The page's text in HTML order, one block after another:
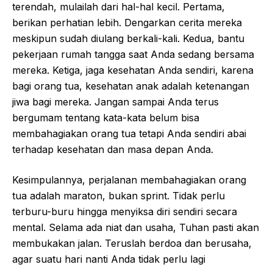
terendah, mulailah dari hal-hal kecil. Pertama,
berikan perhatian lebih. Dengarkan cerita mereka
meskipun sudah diulang berkali-kali. Kedua, bantu
pekerjaan rumah tangga saat Anda sedang bersama
mereka. Ketiga, jaga kesehatan Anda sendiri, karena
bagi orang tua, kesehatan anak adalah ketenangan
jiwa bagi mereka. Jangan sampai Anda terus
bergumam tentang kata-kata belum bisa
membahagiakan orang tua tetapi Anda sendiri abai
terhadap kesehatan dan masa depan Anda.
Kesimpulannya, perjalanan membahagiakan orang
tua adalah maraton, bukan sprint. Tidak perlu
terburu-buru hingga menyiksa diri sendiri secara
mental. Selama ada niat dan usaha, Tuhan pasti akan
membukakan jalan. Teruslah berdoa dan berusaha,
agar suatu hari nanti Anda tidak perlu lagi